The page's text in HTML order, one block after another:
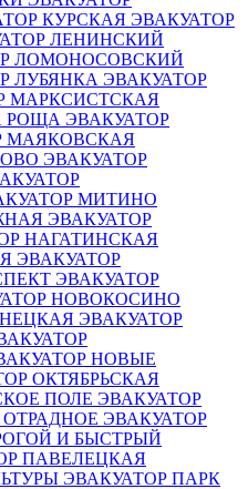
КУРСКАЯ ЭВАКУАТОР
ЛЕНИНСКИЙ
ЛОМОНОСОВСКИЙ
ЛУБЯНКА ЭВАКУАТОР
МАРКСИСТСКАЯ
РОЩА ЭВАКУАТОР
МАЯКОВСКАЯ
ЭВАКУАТОР
МИТИНО
ЭВАКУАТОР
НАГАТИНСКАЯ
ЭВАКУАТОР
ЭВАКУАТОР
НОВОКОСИНО
ЭВАКУАТОР
НОВЫЕ
ОКТЯБРЬСКАЯ
ПОЛЕ ЭВАКУАТОР
ЭВАКУАТОР
И БЫСТРЫЙ
ПАВЕЛЕЦКАЯ
ЭВАКУАТОР ПАРК